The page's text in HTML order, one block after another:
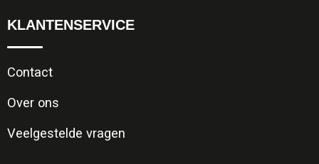
KLANTENSERVICE
Contact
Over ons
Veelgestelde vragen